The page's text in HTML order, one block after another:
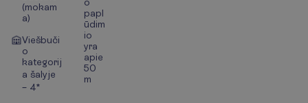
(mokam
a)
Viešbuči
o
kategorij
a šalyje
– 4*
papl
ūdim
io
yra
apie
50
m